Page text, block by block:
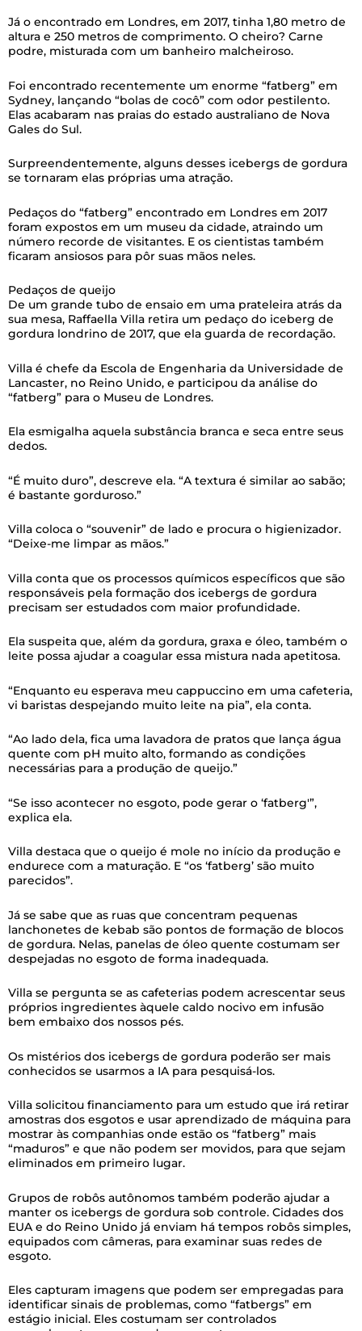
Já o encontrado em Londres, em 2017, tinha 1,80 metro de
altura e 250 metros de comprimento. O cheiro? Carne
podre, misturada com um banheiro malcheiroso.
Foi encontrado recentemente um enorme “fatberg” em
Sydney, lançando “bolas de cocô” com odor pestilento.
Elas acabaram nas praias do estado australiano de Nova
Gales do Sul.
Surpreendentemente, alguns desses icebergs de gordura
se tornaram elas próprias uma atração.
Pedaços do “fatberg” encontrado em Londres em 2017
foram expostos em um museu da cidade, atraindo um
número recorde de visitantes. E os cientistas também
ficaram ansiosos para pôr suas mãos neles.
Pedaços de queijo
De um grande tubo de ensaio em uma prateleira atrás da
sua mesa, Raffaella Villa retira um pedaço do iceberg de
gordura londrino de 2017, que ela guarda de recordação.
Villa é chefe da Escola de Engenharia da Universidade de
Lancaster, no Reino Unido, e participou da análise do
“fatberg” para o Museu de Londres.
Ela esmigalha aquela substância branca e seca entre seus
dedos.
“É muito duro”, descreve ela. “A textura é similar ao sabão;
é bastante gorduroso.”
Villa coloca o “souvenir” de lado e procura o higienizador.
“Deixe-me limpar as mãos.”
Villa conta que os processos químicos específicos que são
responsáveis pela formação dos icebergs de gordura
precisam ser estudados com maior profundidade.
Ela suspeita que, além da gordura, graxa e óleo, também o
leite possa ajudar a coagular essa mistura nada apetitosa.
“Enquanto eu esperava meu cappuccino em uma cafeteria,
vi baristas despejando muito leite na pia”, ela conta.
“Ao lado dela, fica uma lavadora de pratos que lança água
quente com pH muito alto, formando as condições
necessárias para a produção de queijo.”
“Se isso acontecer no esgoto, pode gerar o ‘fatberg'”,
explica ela.
Villa destaca que o queijo é mole no início da produção e
endurece com a maturação. E “os ‘fatberg’ são muito
parecidos”.
Já se sabe que as ruas que concentram pequenas
lanchonetes de kebab são pontos de formação de blocos
de gordura. Nelas, panelas de óleo quente costumam ser
despejadas no esgoto de forma inadequada.
Villa se pergunta se as cafeterias podem acrescentar seus
próprios ingredientes àquele caldo nocivo em infusão
bem embaixo dos nossos pés.
Os mistérios dos icebergs de gordura poderão ser mais
conhecidos se usarmos a IA para pesquisá-los.
Villa solicitou financiamento para um estudo que irá retirar
amostras dos esgotos e usar aprendizado de máquina para
mostrar às companhias onde estão os “fatberg” mais
“maduros” e que não podem ser movidos, para que sejam
eliminados em primeiro lugar.
Grupos de robôs autônomos também poderão ajudar a
manter os icebergs de gordura sob controle. Cidades dos
EUA e do Reino Unido já enviam há tempos robôs simples,
equipados com câmeras, para examinar suas redes de
esgoto.
Eles capturam imagens que podem ser empregadas para
identificar sinais de problemas, como “fatbergs” em
estágio inicial. Eles costumam ser controlados